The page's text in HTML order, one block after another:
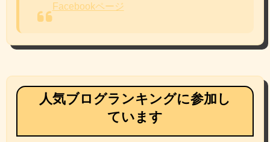
Facebookページ
人気ブログランキングに参加し
ています